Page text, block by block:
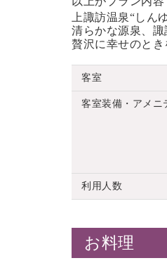
上諏訪温泉“しん
清らかな源泉、
贅沢に幸せのとき
客室
客室装備・アメニ
利用人数
お料理